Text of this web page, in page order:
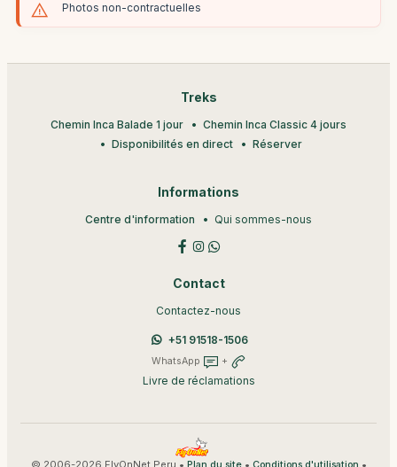
Photos non-contractuelles
Treks
Chemin Inca Balade 1 jour
Chemin Inca Classic 4 jours
Disponibilités en direct
Réserver
Informations
Centre d'information Qui sommes-nous
Contact
Contactez-nous
+51 91518-1506
WhatsApp +
Livre de réclamations
© 2006-2026 FlyOnNet Peru • • •